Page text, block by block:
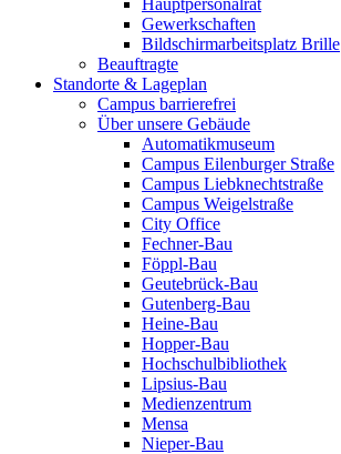
Hauptpersonalrat
Gewerkschaften
Bildschirmarbeitsplatz Brille
Beauftragte
Standorte & Lageplan
Campus barrierefrei
Über unsere Gebäude
Automatikmuseum
Campus Eilenburger Straße
Campus Liebknechtstraße
Campus Weigelstraße
City Office
Fechner-Bau
Föppl-Bau
Geutebrück-Bau
Gutenberg-Bau
Heine-Bau
Hopper-Bau
Hochschulbibliothek
Lipsius-Bau
Medienzentrum
Mensa
Nieper-Bau